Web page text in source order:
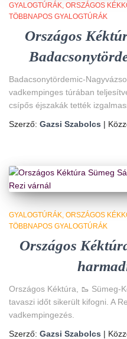
GYALOGTÚRÁK ORSZÁGOS
TÖBBNAPOS GYALOGTÚRÁK
Országos
Badacsonytördemic-
vadkempinges túrában
csípős éjszakák tették
Szerző: Gazsi Szabolcs |
GYALOGTÚRÁK ORSZÁGOS
TÖBBNAPOS GYALOGTÚRÁK
Országos
Országos Kéktúra, 🥾 Sümeg-
tavaszi időt sikerült kifogni. A
vadkempingezés.
Szerző: Gazsi Szabolcs |